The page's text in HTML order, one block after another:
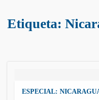
Etiqueta:
ESPECIAL: